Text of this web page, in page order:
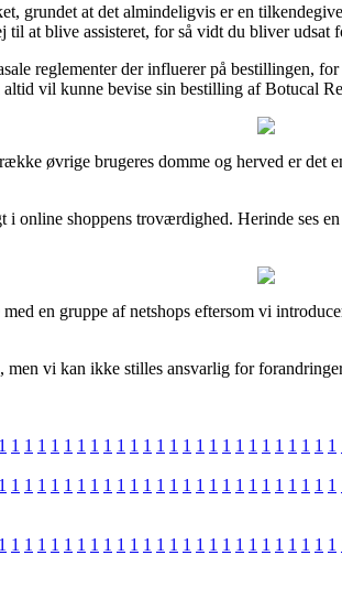
grundet at det almindeligvis er en
at blive assisteret, for så vidt du bliver udsat
reglementer der influerer på bestillingen,
vil kunne bevise sin bestilling af Botucal
øvrige brugeres domme og herved er
shoppens troværdighed. Herinde ses
en gruppe af netshops eftersom vi
vi kan ikke stilles ansvarlig for
1 1 1 1 1 1 1 1 1 1 1 1 1 1 1 1 1 1 1 1 1 1 1 1 1 1
1 1 1 1 1 1 1 1 1 1 1 1 1 1 1 1 1 1 1 1 1 1 1 1 1 1
1 1 1 1 1 1 1 1 1 1 1 1 1 1 1 1 1 1 1 1 1 1 1 1 1 1